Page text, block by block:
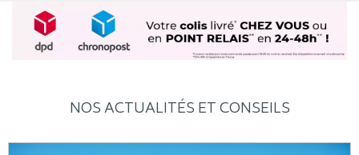
NOS ACTUALITÉS ET CONSEILS